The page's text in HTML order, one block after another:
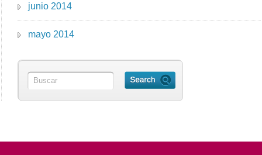
junio 2014
mayo 2014